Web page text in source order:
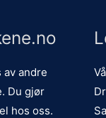
av andre
Du gjør
hos oss.